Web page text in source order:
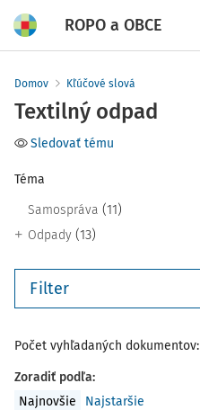
ROPO a OBCE
Domov Kľúčové slová
Textilný odpad
Sledovať tému
Téma
Samospráva (11)
Odpady (13)
Filter
Počet vyhľadaných dokumentov:
Zoradiť podľa:
Najnovšie
Najstaršie